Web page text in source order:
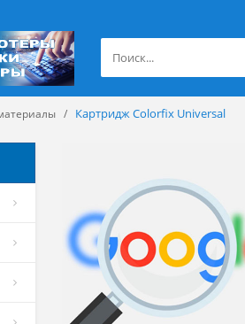
Картридж Colorfix Universal